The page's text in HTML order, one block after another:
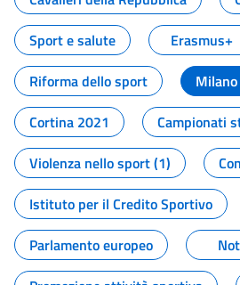
Sport e salute
Erasmus+
Riforma dello sport
Cortina 2021
Campionati
Violenza nello sport (1)
Istituto per il Credito Sportivo
Parlamento europeo